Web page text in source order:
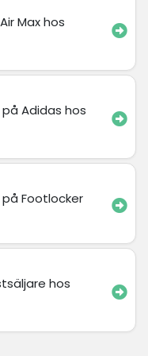
Max hos
Adidas hos
Footlocker
hos